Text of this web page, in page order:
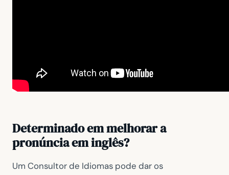
Determinado em melhorar a
pronúncia em inglês?
Um Consultor de Idiomas pode dar os